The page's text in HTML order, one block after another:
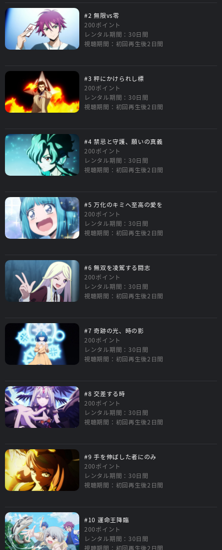
#2 無限vs零
200ポイント
レンタル期間：30日間
視聴期間：初回再生後2日間
#3 秤にかけられし標
200ポイント
レンタル期間：30日間
視聴期間：初回再生後2日間
#4 禁忌と守護、願いの真義
200ポイント
レンタル期間：30日間
視聴期間：初回再生後2日間
#5 万化のキミへ至高の愛を
200ポイント
レンタル期間：30日間
視聴期間：初回再生後2日間
#6 無双を凌駕する闘志
200ポイント
レンタル期間：30日間
視聴期間：初回再生後2日間
#7 奇跡の光、時の影
200ポイント
レンタル期間：30日間
視聴期間：初回再生後2日間
#8 交差する時
200ポイント
レンタル期間：30日間
視聴期間：初回再生後2日間
#9 手を伸ばした者にのみ
200ポイント
レンタル期間：30日間
視聴期間：初回再生後2日間
#10 運命王降臨
200ポイント
レンタル期間：30日間
視聴期間：初回再生後2日間